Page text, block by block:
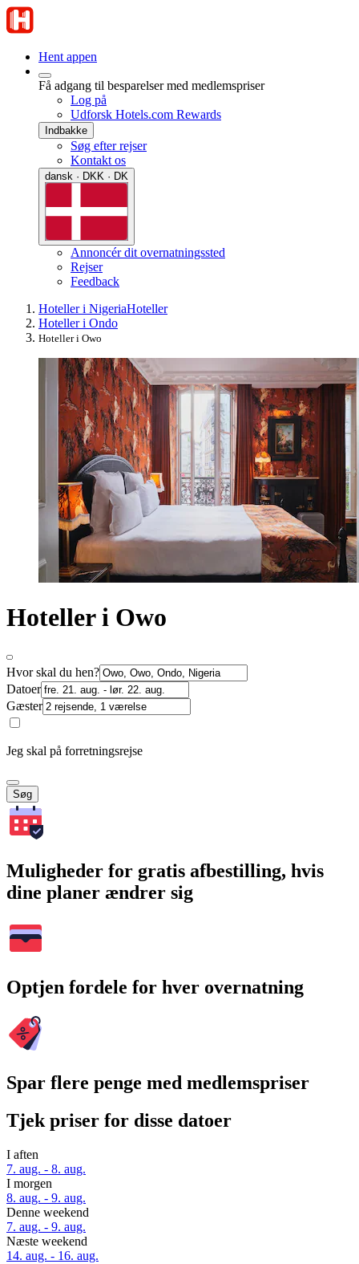
Hent appen
Få adgang til besparelser med medlemspriser
Log på
Udforsk Hotels.com Rewards
Indbakke
Søg efter rejser
Kontakt os
dansk · DKK · DK
Annoncér dit overnatningssted
Rejser
Feedback
Hoteller i NigeriaHoteller
Hoteller i Ondo
Hoteller i Owo
Hoteller i Owo
Hvor skal du hen?
Datoer
Gæster
Jeg skal på forretningsrejse
Søg
Muligheder for gratis afbestilling, hvis
dine planer ændrer sig
Optjen fordele for hver overnatning
Spar flere penge med medlemspriser
Tjek priser for disse datoer
I aften
7. aug. - 8. aug.
I morgen
8. aug. - 9. aug.
Denne weekend
7. aug. - 9. aug.
Næste weekend
14. aug. - 16. aug.